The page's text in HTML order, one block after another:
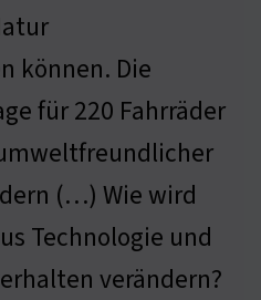
können. Die
für 220 Fahrräder
(…) Wie wird
Technologie und
verändern?